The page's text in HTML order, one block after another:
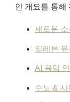
인 개요를 통해
새로운
일레븐
AI 음악
수노 & 사